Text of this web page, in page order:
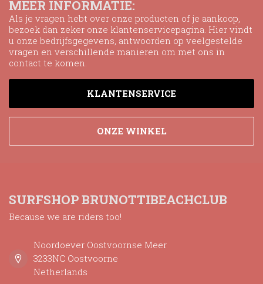
MEER INFORMATIE:
Als je vragen hebt over onze producten of je aankoop,
bezoek dan zeker onze klantenservicepagina. Hier vindt
u onze bedrijfsgegevens, antwoorden op veelgestelde
vragen en verschillende manieren om met ons in
contact te komen.
KLANTENSERVICE
ONZE WINKEL
SURFSHOP BRUNOTTIBEACHCLUB
Because we are riders too!
Noordoever Oostvoornse Meer
3233NC Oostvoorne
Netherlands